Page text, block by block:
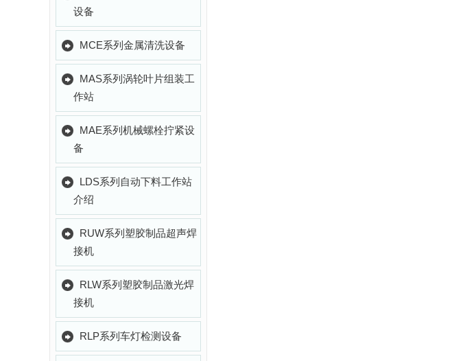
设备
MCE系列金属清洗设备
MAS系列涡轮叶片组装工
作站
MAE系列机械螺栓拧紧设
备
LDS系列自动下料工作站
介绍
RUW系列塑胶制品超声焊
接机
RLW系列塑胶制品激光焊
接机
RLP系列车灯检测设备